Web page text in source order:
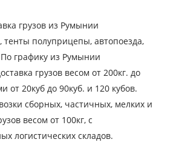
грузов из Румынии
тенты полуприцепы, автопоезда,
графику из Румынии
грузов весом от 200кг. до
от 20куб до 90куб. и 120 кубов.
сборных, частичных, мелких и
весом от 100кг, с
логистических складов.